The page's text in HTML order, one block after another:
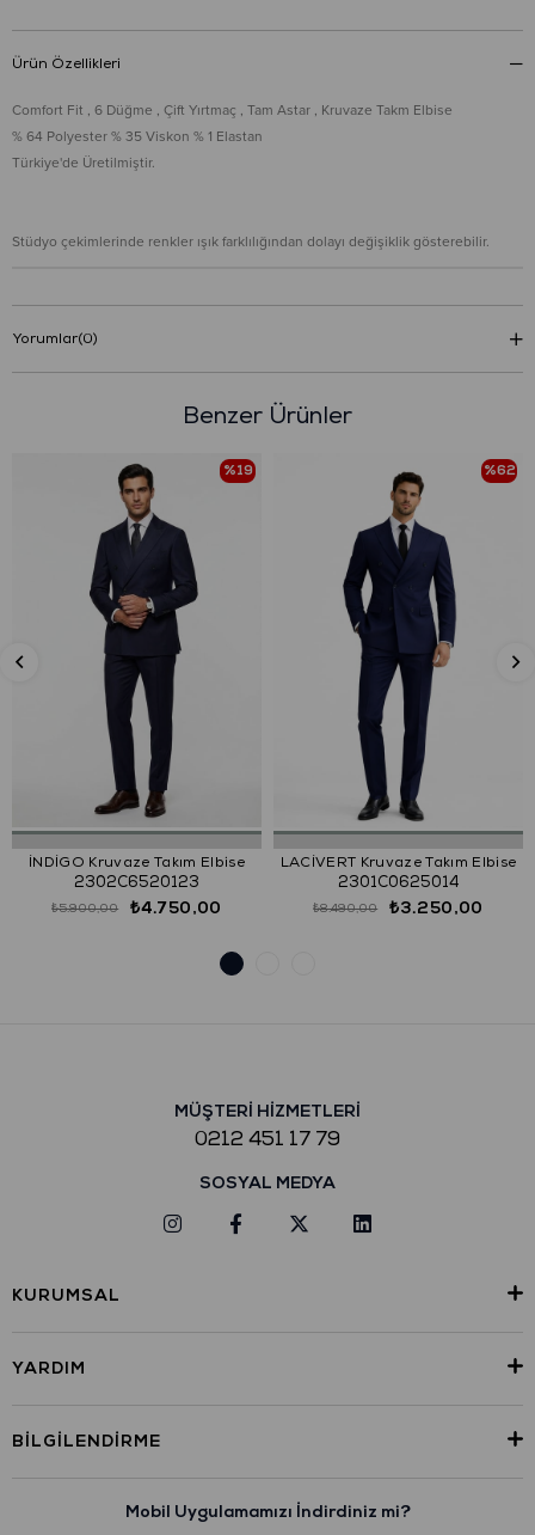
Ürün Özellikleri
Comfort Fit , 6 Düğme , Çift Yırtmaç , Tam Astar , Kruvaze Takm Elbise
% 64 Polyester % 35 Viskon % 1 Elastan
Türkiye'de Üretilmiştir.
Stüdyo çekimlerinde renkler ışık farklılığından dolayı değişiklik gösterebilir.
Yorumlar(0)
Benzer Ürünler
İNDİGO Kruvaze Takım Elbise
2302C6520123
₺4.750,00
₺5.900,00
%19
LACİVERT Kruvaze Takım Elbise
2301C0625014
₺3.250,00
₺8.490,00
%62
MÜŞTERİ HİZMETLERİ
0212 451 17 79
SOSYAL MEDYA
KURUMSAL
YARDIM
BILGILENDIRME
Mobil Uygulamamızı İndirdiniz mi?